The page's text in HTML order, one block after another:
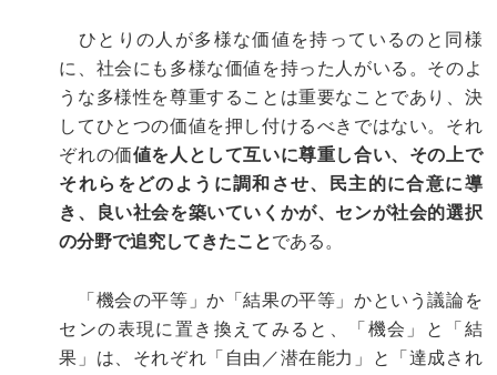
ひとりの人が多様な価値を持っているのと同様
に、社会にも多様な価値を持った人がいる。そのよ
うな多様性を尊重することは重要なことであり、決
してひとつの価値を押し付けるべきではない。それ
ぞれの価値を人として互いに尊重し合い、その上で
それらをどのように調和させ、民主的に合意に導
き、良い社会を築いていくかが、センが社会的選択
の分野で追究してきたことである。
「機会の平等」か「結果の平等」かという議論を
センの表現に置き換えてみると、「機会」と「結
果」は、それぞれ「自由／潜在能力」と「達成され